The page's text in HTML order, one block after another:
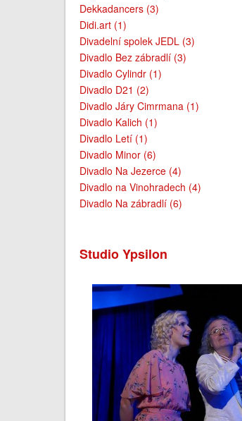
Dekkadancers (3)
Didi.art (1)
Divadelní spolek JEDL (3)
Divadlo Bez zábradlí (3)
Divadlo Cylindr (1)
Divadlo D21 (2)
Divadlo Járy Cimrmana (1)
Divadlo Kalich (1)
Divadlo Letí (1)
Divadlo Minor (6)
Divadlo Na Jezerce (4)
Divadlo na Vinohradech (4)
Divadlo Na zábradlí (6)
Studio Ypsilon